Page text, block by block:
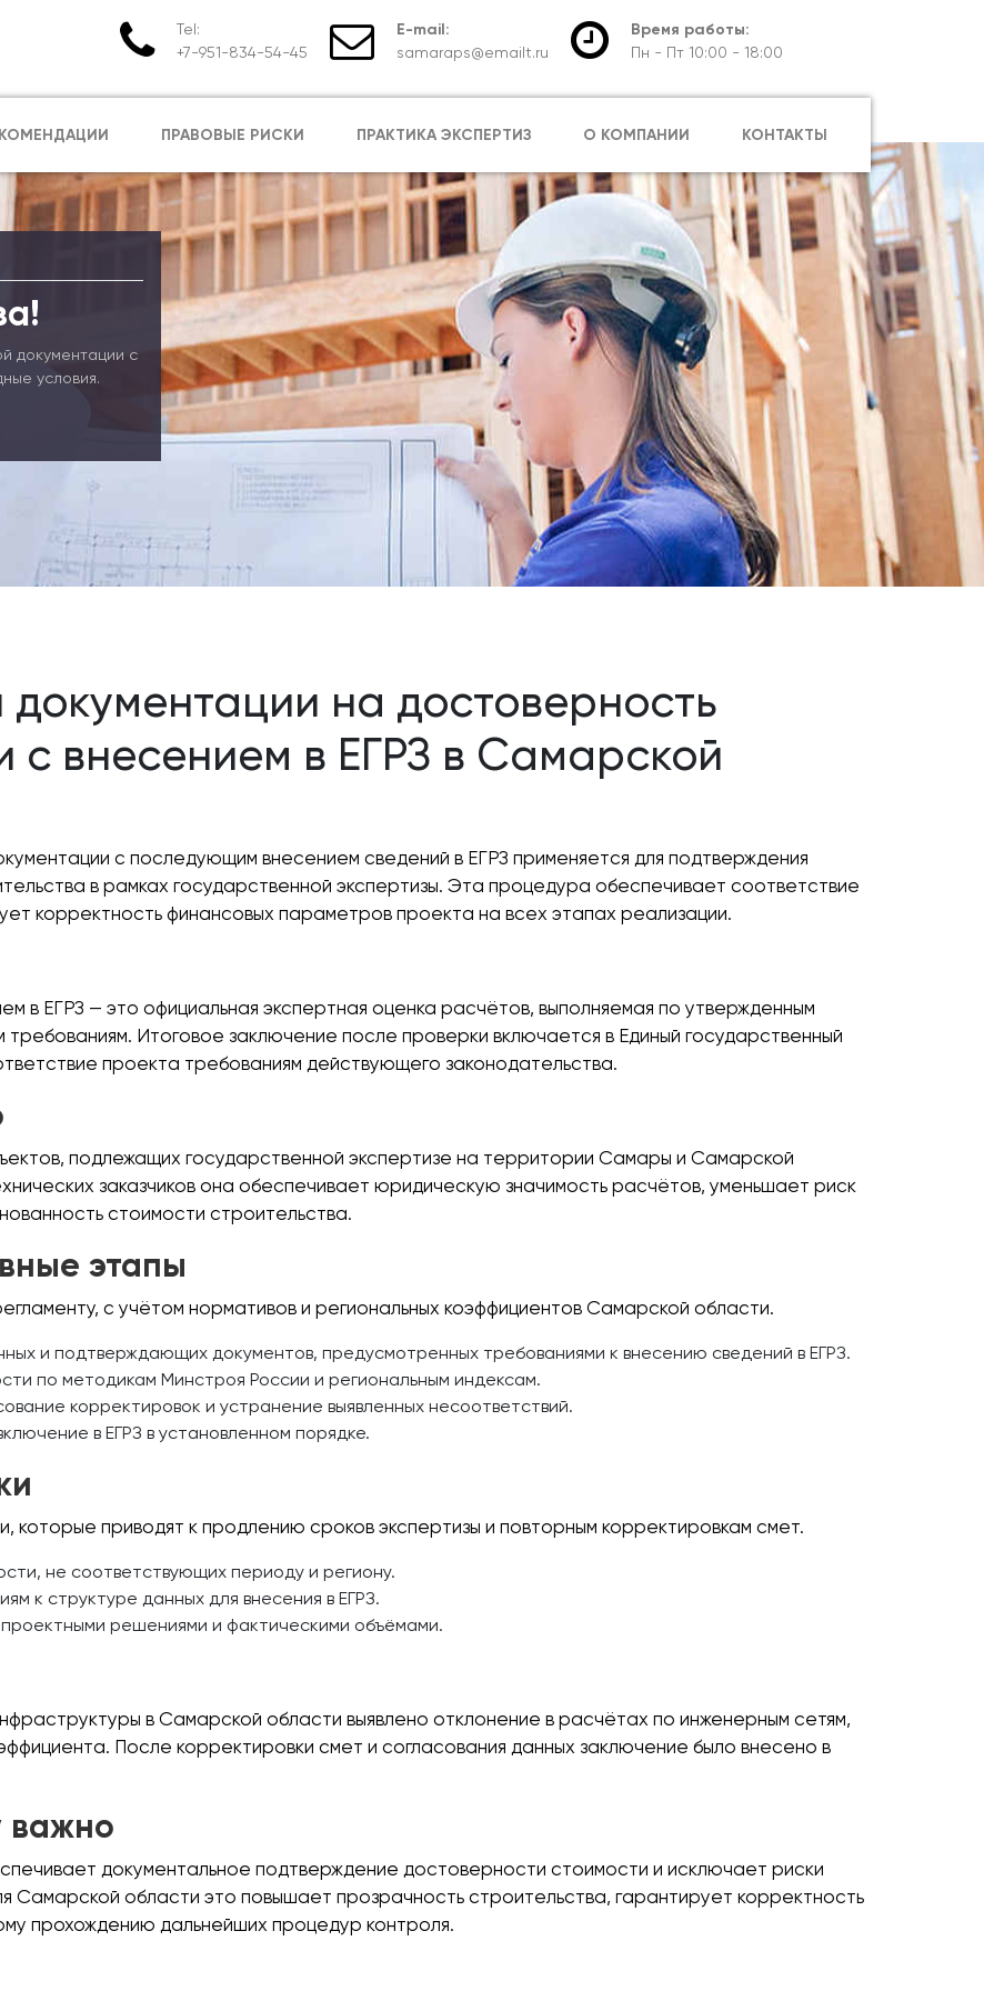
Tel:
+7-951-834-54-45
E-mail:
samaraps@emailt.ru
Время работы:
Пн - Пт 10:00 - 18:00
ПРАВОВЫЕ РИСКИ ПРАКТИКА ЭКСПЕРТИЗ О КОМПАНИИ КОНТАКТЫ
документации с
условия.
на достоверность
с внесением в ЕГРЗ в Самарской
с последующим внесением сведений в ЕГРЗ применяется для подтверждения
в рамках государственной экспертизы. Эта процедура обеспечивает соответствие
корректность финансовых параметров проекта на всех этапах реализации.
в ЕГРЗ — это официальная экспертная оценка расчётов, выполняемая по утвержденным
Итоговое заключение после проверки включается в Единый государственный
проекта требованиям действующего законодательства.
подлежащих государственной экспертизе на территории Самары и Самарской
заказчиков она обеспечивает юридическую значимость расчётов, уменьшает риск
стоимости строительства.
этапы
с учётом нормативов и региональных коэффициентов Самарской области.
и подтверждающих документов, предусмотренных требованиями к внесению сведений в ЕГРЗ.
по методикам Минстроя России и региональным индексам.
корректировок и устранение выявленных несоответствий.
в ЕГРЗ в установленном порядке.
приводят к продлению сроков экспертизы и повторным корректировкам смет.
не соответствующих периоду и региону.
к структуре данных для внесения в ЕГРЗ.
решениями и фактическими объёмами.
в Самарской области выявлено отклонение в расчётах по инженерным сетям,
После корректировки смет и согласования данных заключение было внесено в
важно
документальное подтверждение достоверности стоимости и исключает риски
Самарской области это повышает прозрачность строительства, гарантирует корректность
прохождению дальнейших процедур контроля.